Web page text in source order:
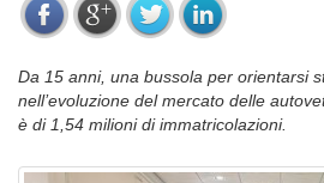
Da 15 anni, una bussola per orientarsi
nell’evoluzione del mercato delle
è di 1,54 milioni di immatricolazioni.